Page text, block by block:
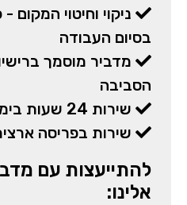
ניקוי וחיטוי
בסיום העבודה
מדביר מוסמך
הסביבה
שירות 24 שעות ביממה
שירות בפריסה
להתייעצות עם
אלינו: